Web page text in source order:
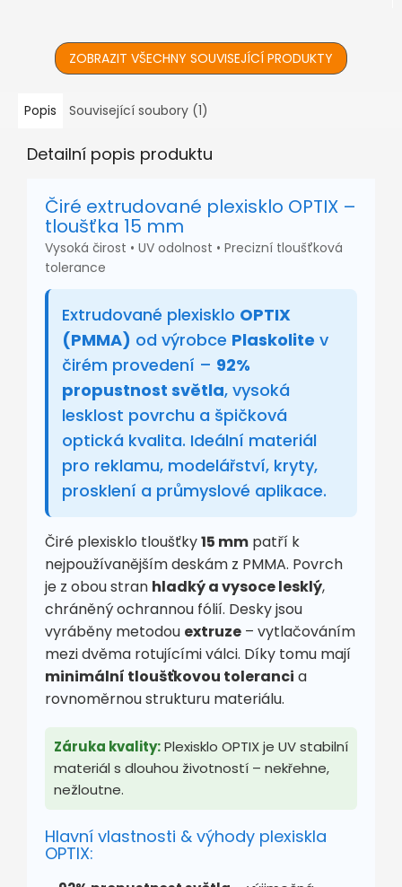
ZOBRAZIT VŠECHNY SOUVISEJÍCÍ PRODUKTY
Popis Související soubory (1)
Detailní popis produktu
Čiré extrudované plexisklo OPTIX –
tloušťka 15 mm
Vysoká čirost • UV odolnost • Precizní tloušťková
tolerance
Extrudované plexisklo OPTIX
(PMMA) od výrobce Plaskolite v
čirém provedení – 92%
propustnost světla, vysoká
lesklost povrchu a špičková
optická kvalita. Ideální materiál
pro reklamu, modelářství, kryty,
prosklení a průmyslové aplikace.
Čiré plexisklo tloušťky15 mm patří k
nejpoužívanějším deskám z PMMA. Povrch
je z obou stran hladký a vysoce lesklý,
chráněný ochrannou fólií. Desky jsou
vyráběny metodou extruze – vytlačováním
mezi dvěma rotujícími válci. Díky tomu mají
minimální tloušťkovou toleranci a
rovnoměrnou strukturu materiálu.
Záruka kvality:Plexisklo OPTIX je UV stabilní
materiál s dlouhou životností – nekřehne,
nežloutne.
Hlavní vlastnosti & výhody plexiskla
OPTIX: